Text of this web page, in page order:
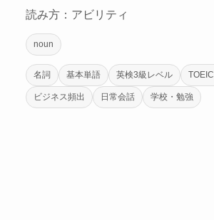
読み方：アビリティ
noun
名詞 基本単語 英検3級レベル
ビジネス頻出 日常会話 学校・勉強